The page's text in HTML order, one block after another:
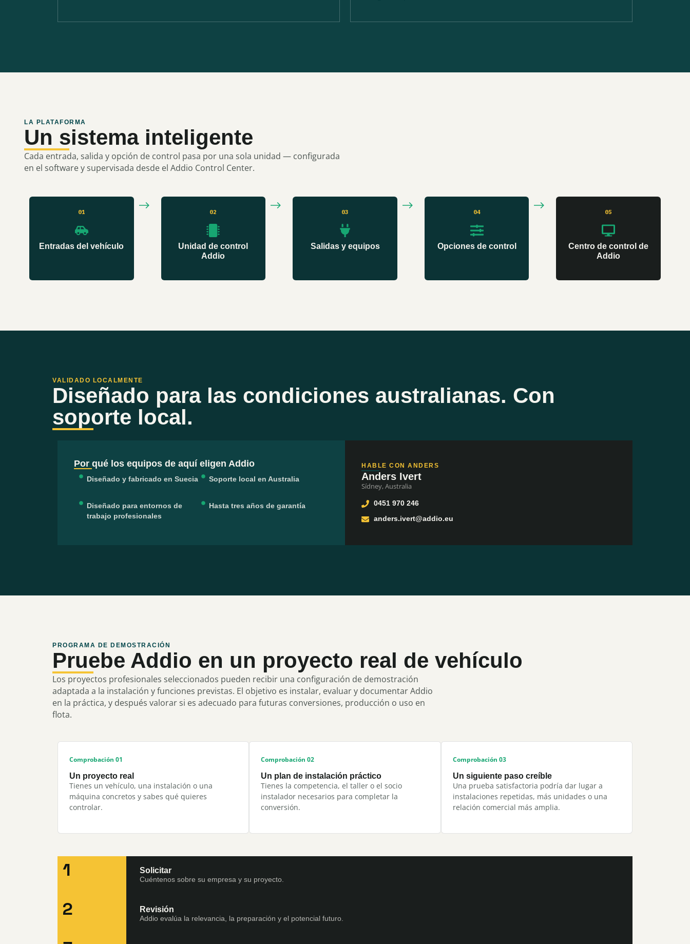
LA PLATAFORMA
Un sistema inteligente
Cada entrada, salida y opción de control pasa por una sola unidad — configurada
en el software y supervisada desde el Addio Control Center.
01
Entradas del vehículo
02
Unidad de control
Addio
03
Salidas y equipos
04
Opciones de control
05
Centro de control de
Addio
VALIDADO LOCALMENTE
Diseñado para las condiciones australianas. Con
soporte local.
Por qué los equipos de aquí eligen Addio
Diseñado y fabricado en Suecia
Diseñado para entornos de
trabajo profesionales
Soporte local en Australia
Hasta tres años de garantía
HABLE CON ANDERS
Anders Ivert
Sídney, Australia
0451 970 246
anders.ivert@addio.eu
PROGRAMA DE DEMOSTRACIÓN
Pruebe Addio en un proyecto real de vehículo
Los proyectos profesionales seleccionados pueden recibir una configuración de demostración
adaptada a la instalación y funciones previstas. El objetivo es instalar, evaluar y documentar Addio
en la práctica, y después valorar si es adecuado para futuras conversiones, producción o uso en
flota.
Comprobación 01
Un proyecto real
Tienes un vehículo, una instalación o una
máquina concretos y sabes qué quieres
controlar.
Comprobación 02
Un plan de instalación práctico
Tienes la competencia, el taller o el socio
instalador necesarios para completar la
conversión.
Comprobación 03
Un siguiente paso creíble
Una prueba satisfactoria podría dar lugar a
instalaciones repetidas, más unidades o una
relación comercial más amplia.
1 Solicitar
Cuéntenos sobre su empresa y su proyecto.
2 Revisión
Addio evalúa la relevancia, la preparación y el potencial futuro.